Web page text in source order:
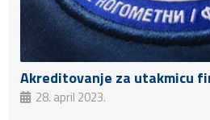
Akreditovanje za utakmicu
28. april 2023.